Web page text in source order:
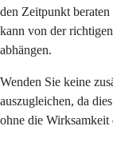
den Zeitpunkt
kann von der
abhängen.
Wenden Sie keine
auszugleichen, da
ohne die Wirksamkeit